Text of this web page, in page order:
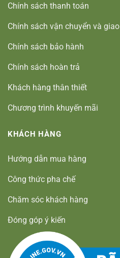
Chính sách thanh toán
Chính sách vận chuyển và
Chính sách bảo hành
Chính sách hoàn trả
Khách hàng thân thiết
Chương trình khuyến mãi
KHÁCH HÀNG
Hướng dẫn mua hàng
Công thức pha chế
Chăm sóc khách hàng
Đóng góp ý kiến